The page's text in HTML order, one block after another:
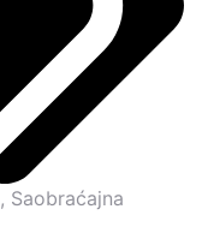
, Saobraćajna